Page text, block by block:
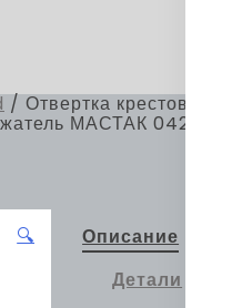
/ Отвертка крестовая
МАСТАК 042-
🔍
Описание
Детали